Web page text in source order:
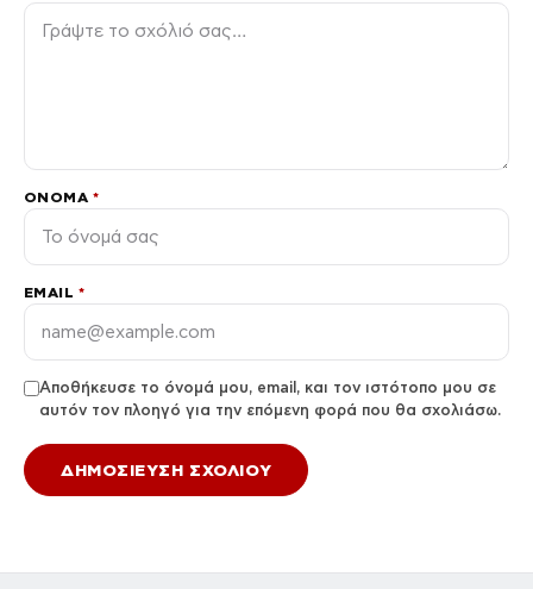
ΌΝΟΜΑ *
EMAIL *
Αποθήκευσε το όνομά μου, email, και τον ιστότοπο μου σε
αυτόν τον πλοηγό για την επόμενη φορά που θα σχολιάσω.